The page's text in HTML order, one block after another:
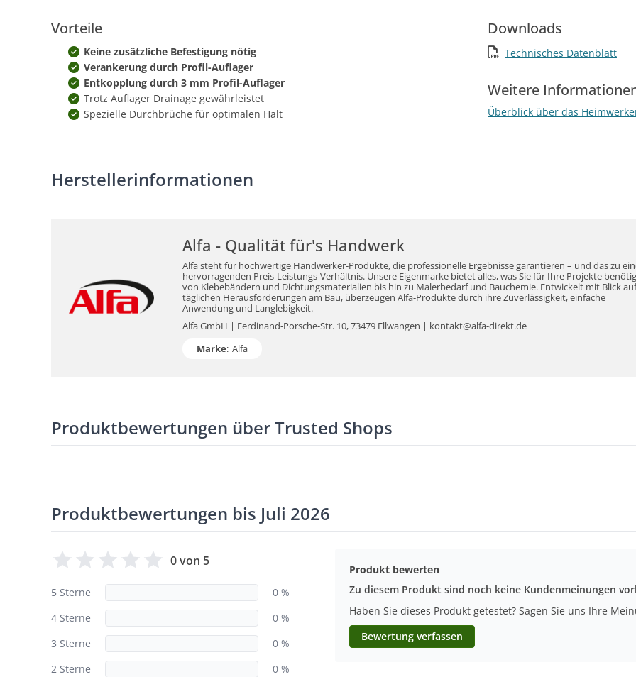
Vorteile
Keine zusätzliche Befestigung nötig
Verankerung durch Profil-Auflager
Entkopplung durch 3 mm Profil-Auflager
Trotz Auflager Drainage gewährleistet
Spezielle Durchbrüche für optimalen Halt
Downloads
Technisches Datenblatt
Weitere
Überblick über das
Herstellerinformationen
Alfa - Qualität für's Handwerk
Alfa steht für hochwertige Handwerker-Produkte, die professionelle Ergebnisse garantieren – und das zu
hervorragenden Preis-Leistungs-Verhältnis. Unsere Eigenmarke bietet alles, was Sie für Ihre Projekte
von Klebebändern und Dichtungsmaterialien bis hin zu Malerbedarf und Bauchemie. Entwickelt mit Blick
täglichen Herausforderungen am Bau, überzeugen Alfa-Produkte durch ihre Zuverlässigkeit, einfache
Anwendung und Langlebigkeit.
Alfa GmbH | Ferdinand-Porsche-Str. 10, 73479 Ellwangen | kontakt@alfa-direkt.de
Marke: Alfa
Produktbewertungen über Trusted Shops
Produktbewertungen bis Juli 2026
0 von 5
5 Sterne
0 %
4 Sterne
0 %
3 Sterne
0 %
2 Sterne
0 %
Produkt bewerten
Zu diesem Produkt sind noch keine Kundenmeinungen
Haben Sie dieses Produkt getestet? Sagen Sie uns Ihre
Bewertung verfassen